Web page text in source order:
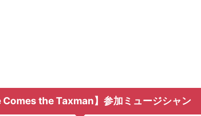
Comes the Taxman】参加ミュージシャン